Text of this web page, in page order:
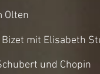
Olten
mit Elisabeth
und Chopin